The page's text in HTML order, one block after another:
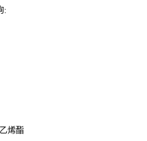
:
烯酯